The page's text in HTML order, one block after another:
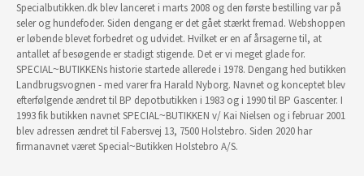
Specialbutikken.dk blev lanceret i marts 2008 og den første bestilling var på
seler og hundefoder. Siden dengang er det gået stærkt fremad. Webshoppen
er løbende blevet forbedret og udvidet. Hvilket er en af årsagerne til, at
antallet af besøgende er stadigt stigende. Det er vi meget glade for.
SPECIAL~BUTIKKENs historie startede allerede i 1978. Dengang hed butikken
Landbrugsvognen - med varer fra Harald Nyborg. Navnet og konceptet blev
efterfølgende ændret til BP depotbutikken i 1983 og i 1990 til BP Gascenter. I
1993 fik butikken navnet SPECIAL~BUTIKKEN v/ Kai Nielsen og i februar 2001
blev adressen ændret til Fabersvej 13, 7500 Holstebro. Siden 2020 har
firmanavnet været Special~Butikken Holstebro A/S.